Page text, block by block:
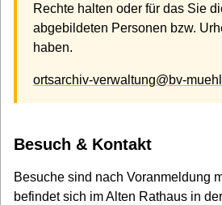
Rechte halten oder für das Sie
abgebildeten Personen bzw.
haben.
ortsarchiv-verwaltung@bv-
Besuch & Kontakt
Besuche sind nach Voranmeldung
befindet sich im Alten Rathaus in